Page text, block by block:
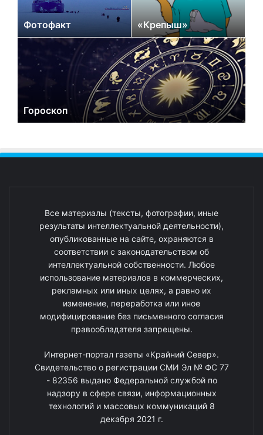
Фотофакт «Крепыш»
Гороскоп
Все материалы (тексты, фотографии, иные
результаты интеллектуальной деятельности),
опубликованные на сайте, охраняются в
соответствии с законодательством об
интеллектуальной собственности. Любое
использование материалов в коммерческих,
рекламных или иных целях, а равно их
изменение, переработка или иное
модифицирование без письменного согласия
правообладателя запрещены.
Интернет-портал газеты «Крайний Север».
Свидетельство о регистрации СМИ Эл № ФС 77
- 82356 выдано Федеральной службой по
надзору в сфере связи, информационных
технологий и массовых коммуникаций 8
декабря 2021 г.